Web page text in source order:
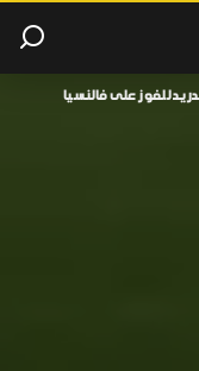
للفوز على فالنسيا